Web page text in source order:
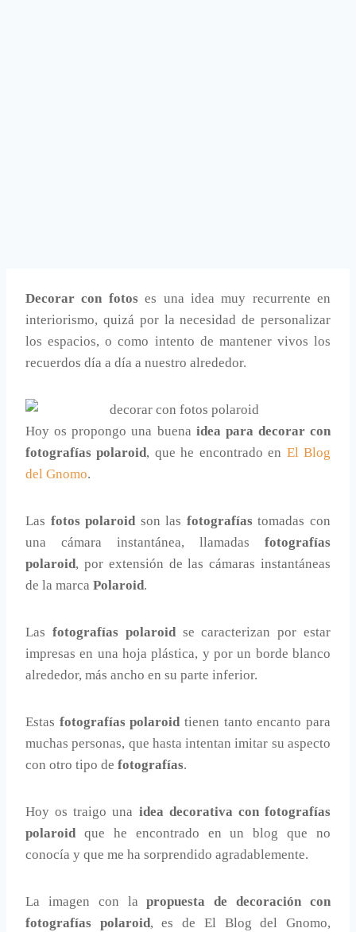
Decorar con fotoses una idea muy recurrente en
interiorismo, quizá por la necesidad de personalizar
los espacios, o como intento de mantener vivos los
recuerdos día a día a nuestro alrededor.
Hoy os propongo una buena idea para decorar con
fotografías polaroid, que he encontrado en El Blog
del Gnomo.
Las fotos polaroidson las fotografíastomadas con
una cámara instantánea, llamadas fotografías
polaroid, por extensión de las cámaras instantáneas
de la marca Polaroid.
Las fotografías polaroidse caracterizan por estar
impresas en una hoja plástica, y por un borde blanco
alrededor, más ancho en su parte inferior.
Estas fotografías polaroidtienen tanto encanto para
muchas personas, que hasta intentan imitar su aspecto
con otro tipo de fotografías.
Hoy os traigo una idea decorativa con fotografías
polaroidque he encontrado en un blog que no
conocía y que me ha sorprendido agradablemente.
La imagen con lapropuesta de decoración con
fotografías polaroid, es de El Blog del Gnomo,